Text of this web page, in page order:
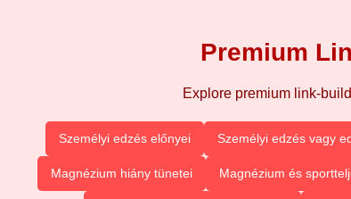
Premium
Explore premium link-
Személyi edzés előnyei Személyi edzés vagy
Magnézium hiány tünetei Magnézium és